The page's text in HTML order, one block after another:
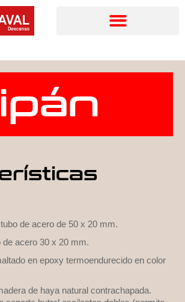
de acero de 50 x 20 mm.
de acero 30 x 20 mm.
en epoxy termoendurecido en color
de haya natural contrachapada.